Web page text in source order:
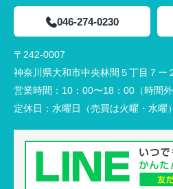
046-274-0230
〒242-0007
神奈川県大和市中央林間５丁目７ー
営業時間： 10：00〜18：00（時間外
定休日： 水曜日（売買は火曜・水曜